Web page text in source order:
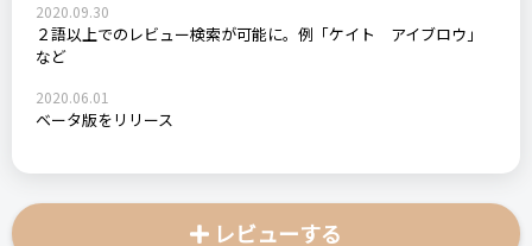
2020.09.30
２語以上でのレビュー検索が可能に。例「ケイト アイブロウ」
など
2020.06.01
ベータ版をリリース
レビューする